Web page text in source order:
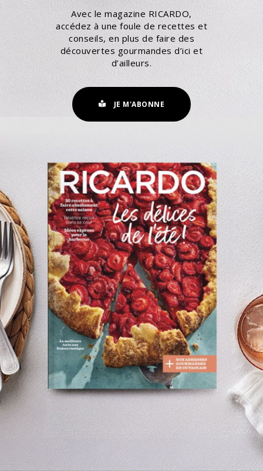
Avec le magazine RICARDO,
accédez à une foule de recettes et
conseils, en plus de faire des
découvertes gourmandes d’ici et
d’ailleurs.
JE M'ABONNE